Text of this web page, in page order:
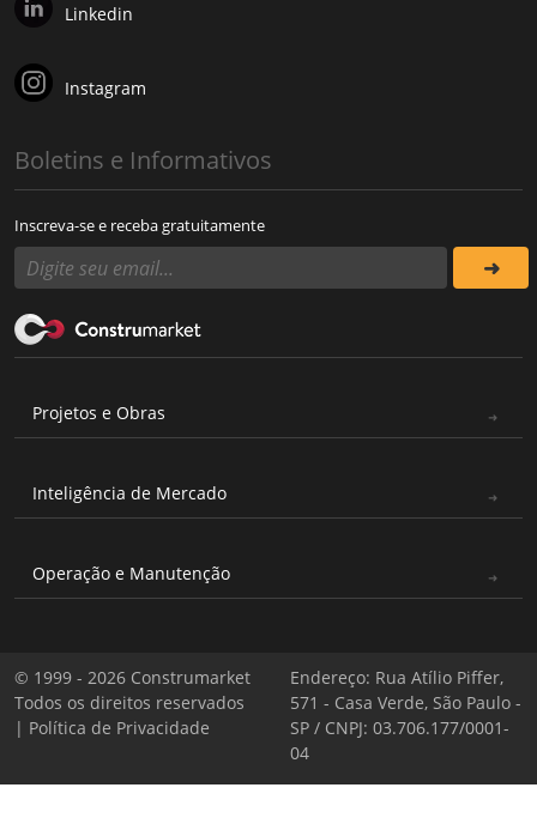
Linkedin
Instagram
Boletins e Informativos
Inscreva-se e receba gratuitamente
Projetos e Obras
Inteligência de Mercado
Operação e Manutenção
© 1999 - 2026 Construmarket
Todos os direitos reservados
| Política de Privacidade
Endereço: Rua Atílio Piffer,
571 - Casa Verde, São Paulo -
SP / CNPJ: 03.706.177/0001-
04